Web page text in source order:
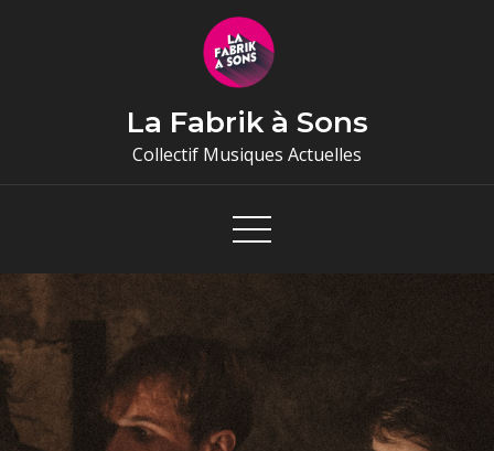
La Fabrik à Sons
Collectif Musiques Actuelles